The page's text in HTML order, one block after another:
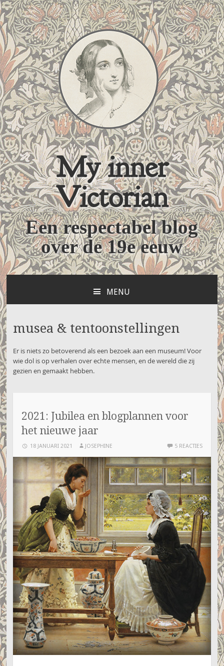
My inner
Victorian
Een respectabel blog
over de 19e eeuw
MENU
SPRINGEN
musea & tentoonstellingen
Er is niets zo betoverend als een bezoek aan een museum! Voor
wie dol is op verhalen over echte mensen, en de wereld die zij
gezien en gemaakt hebben.
2021: Jubilea en blogplannen voor
het nieuwe jaar
18 JANUARI 2021 JOSEPHINE 5 REACTIES